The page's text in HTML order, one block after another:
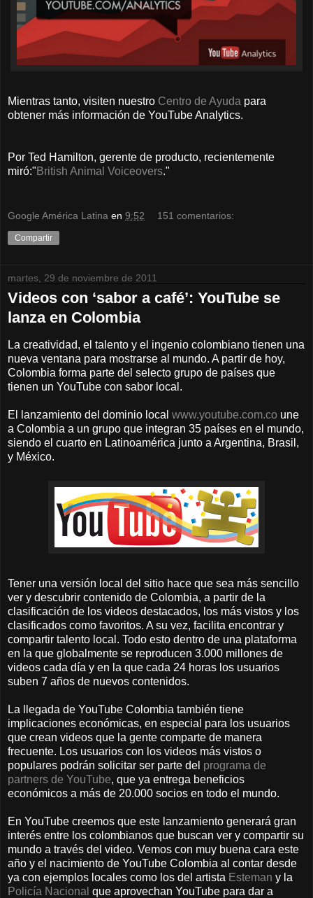
Mientras tanto, visiten nuestro Centro de Ayuda para
obtener más información de YouTube Analytics.
Por Ted Hamilton, gerente de producto, recientemente
miró:" British Animal Voiceovers."
Google América Latina en 9:52 151 comentarios:
Compartir
martes, 29 de noviembre de 2011
Videos con ‘sabor a café’: YouTube se
lanza en Colombia
La creatividad, el talento y el ingenio colombiano tienen una
nueva ventana para mostrarse al mundo. A partir de hoy,
Colombia forma parte del selecto grupo de países que
tienen un YouTube con sabor local.
El lanzamiento del dominio local www.youtube.com.co une
a Colombia a un grupo que integran 35 países en el mundo,
siendo el cuarto en Latinoamérica junto a Argentina, Brasil,
y México.
Tener una versión local del sitio hace que sea más sencillo
ver y descubrir contenido de Colombia, a partir de la
clasificación de los videos destacados, los más vistos y los
clasificados como favoritos. A su vez, facilita encontrar y
compartir talento local. Todo esto dentro de una plataforma
en la que globalmente se reproducen 3.000 millones de
videos cada día y en la que cada 24 horas los usuarios
suben 7 años de nuevos contenidos.
La llegada de YouTube Colombia también tiene
implicaciones económicas, en especial para los usuarios
que crean videos que la gente comparte de manera
frecuente. Los usuarios con los videos más vistos o
populares podrán solicitar ser parte del programa de
partners de YouTube, que ya entrega beneficios
económicos a más de 20.000 socios en todo el mundo.
En YouTube creemos que este lanzamiento generará gran
interés entre los colombianos que buscan ver y compartir su
mundo a través del video. Vemos con muy buena cara este
año y el nacimiento de YouTube Colombia al contar desde
ya con ejemplos locales como los del artista Esteman y la
Policía Nacional que aprovechan YouTube para dar a